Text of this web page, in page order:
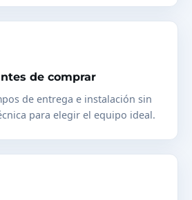
de comprar
de entrega e instalación sin
para elegir el equipo ideal.